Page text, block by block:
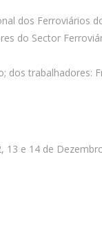
dos Ferroviários
do Sector
dos trabalhadores:
13 e 14 de